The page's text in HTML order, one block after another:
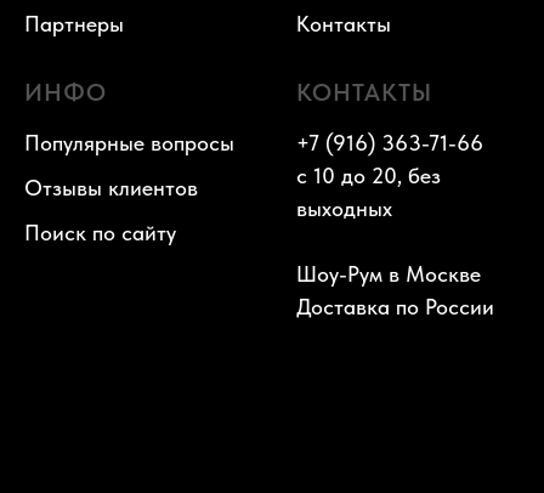
Партнеры
Контакты
ИНФО
Популярные вопросы
Отзывы клиентов
Поиск по сайту
КОНТАКТЫ
+7 (916) 363-71-66
с 10 до 20, без
выходных
Шоу-Рум в Москве
Доставка по России